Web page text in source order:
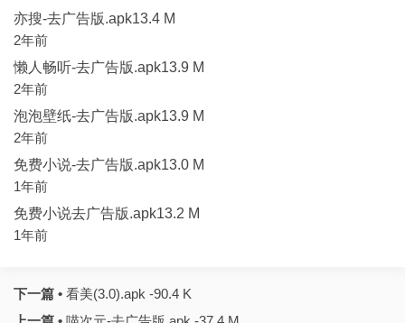
亦搜-去广告版.apk13.4 M
2年前
懒人畅听-去广告版.apk13.9 M
2年前
泡泡壁纸-去广告版.apk13.9 M
2年前
免费小说-去广告版.apk13.0 M
1年前
免费小说去广告版.apk13.2 M
1年前
下一篇 • 看美(3.0).apk -90.4 K